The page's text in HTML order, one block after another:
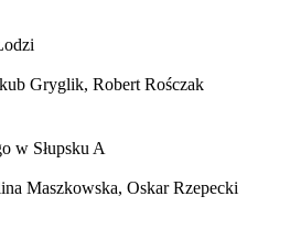
Gryglik, Robert Rośczak
w Słupsku A
Maszkowska, Oskar Rzepecki